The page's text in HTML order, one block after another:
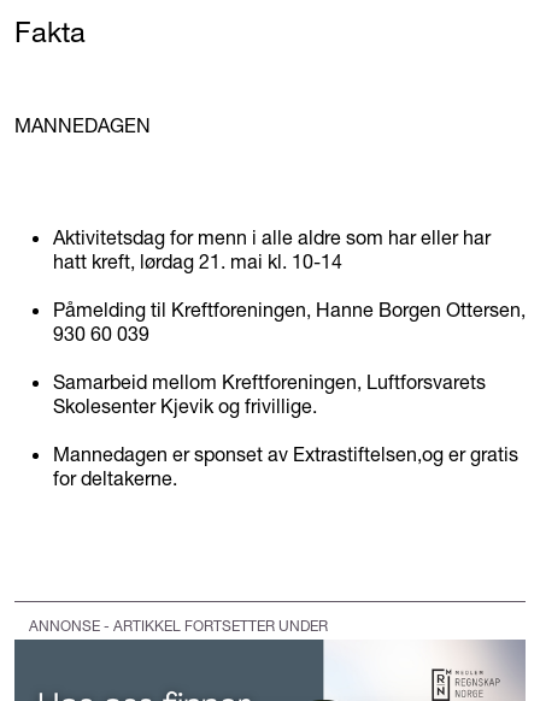
Fakta
MANNEDAGEN
Aktivitetsdag for menn i alle aldre som har eller har
hatt kreft, lørdag 21. mai kl. 10-14
Påmelding til Kreftforeningen, Hanne Borgen Ottersen,
930 60 039
Samarbeid mellom Kreftforeningen, Luftforsvarets
Skolesenter Kjevik og frivillige.
Mannedagen er sponset av Extrastiftelsen,og er gratis
for deltakerne.
ANNONSE - ARTIKKEL FORTSETTER UNDER